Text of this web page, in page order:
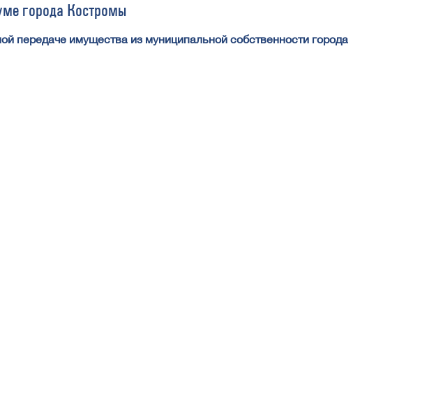
города Костромы
передаче имущества из муниципальной собственности города